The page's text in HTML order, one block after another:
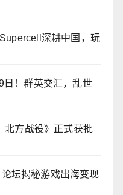
深耕中国，玩
日！群英交汇，乱世
北方战役》正式获批
坛揭秘游戏出海变现